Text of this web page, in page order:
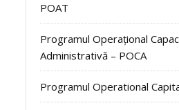
POAT
Programul Operațional
Administrativă – POCA
Programul Operational